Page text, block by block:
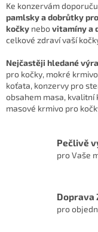
Ke konzervám
pamlsky a dobrůtky
kočky nebovitamíny a
celkové zdraví vaší
Nejčastěji hledané
pro kočky, mokré
koťata, konzervy pro
obsahem masa, kvalitní
masové krmivo pro
Pečlivě
pro Vaše
Doprava
pro